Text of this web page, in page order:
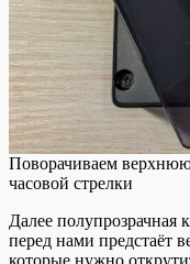
Поворачиваем
часовой стрелки
Далее полупрозрачная
перед нами предстаёт
которые нужно